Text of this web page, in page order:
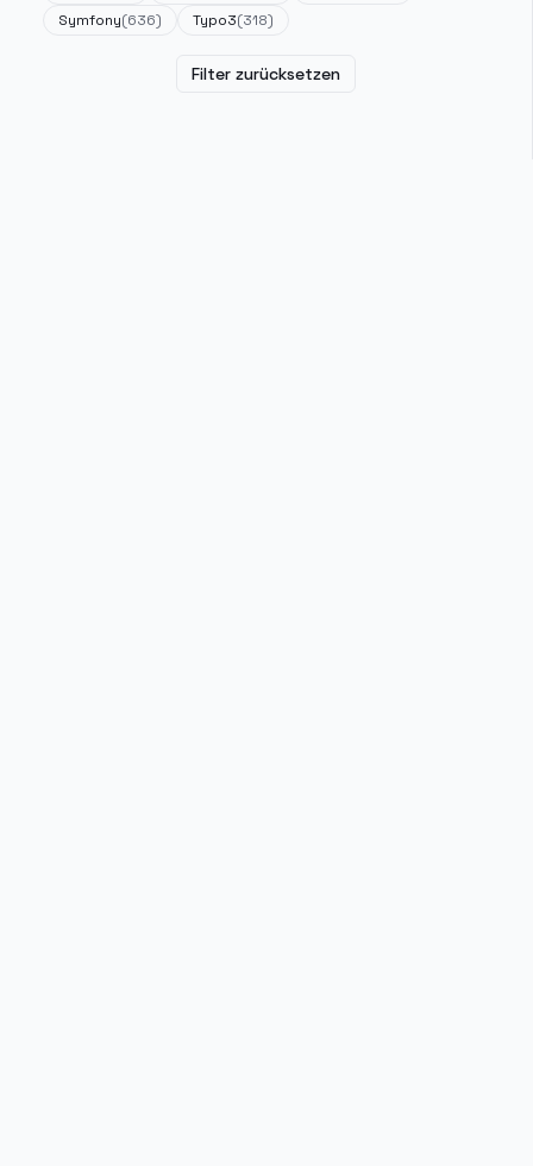
Symfony(636) Typo3(318)
Filter zurücksetzen